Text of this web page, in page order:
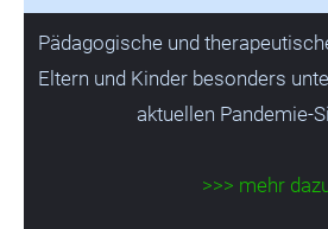
Pädagogische und
Eltern und Kinder besonders
aktuellen Pandemie-
>>> mehr